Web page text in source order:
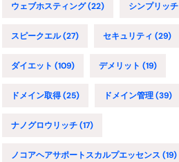
ウェブホスティング(22) シンプリッチ
スピークエル(27) セキュリティ (29)
ダイエット (109) デメリット (19)
ドメイン取得(25) ドメイン管理(39)
ナノグロウリッチ(17)
ノコアヘアサポートスカルプエッセンス (19)